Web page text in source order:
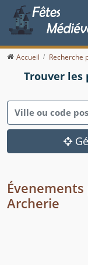
Accueil Recherche
Trouver les
Archerie